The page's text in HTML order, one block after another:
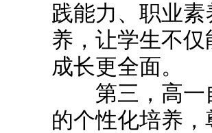
践能力、职业
养，让学生不
成长更全面。
第三，高一自
的个性化培养